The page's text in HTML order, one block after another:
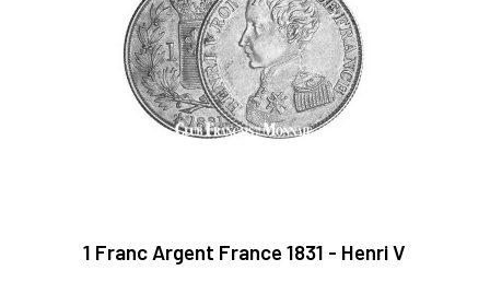
1 Franc Argent France 1831 - Henri V